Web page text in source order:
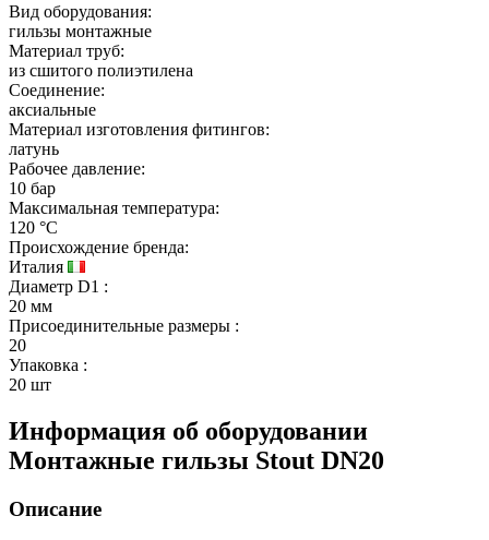
Вид оборудования:
гильзы монтажные
Материал труб:
из сшитого полиэтилена
Соединение:
аксиальные
Материал изготовления фитингов:
латунь
Рабочее давление:
10 бар
Максимальная температура:
120 °C
Происхождение бренда:
Италия
Диаметр D1 :
20 мм
Присоединительные размеры :
20
Упаковка :
20 шт
Информация об оборудовании
Монтажные гильзы Stout DN20
Описание